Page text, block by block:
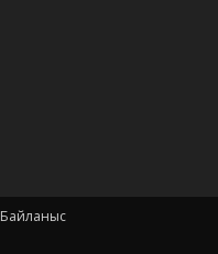
Байланыс